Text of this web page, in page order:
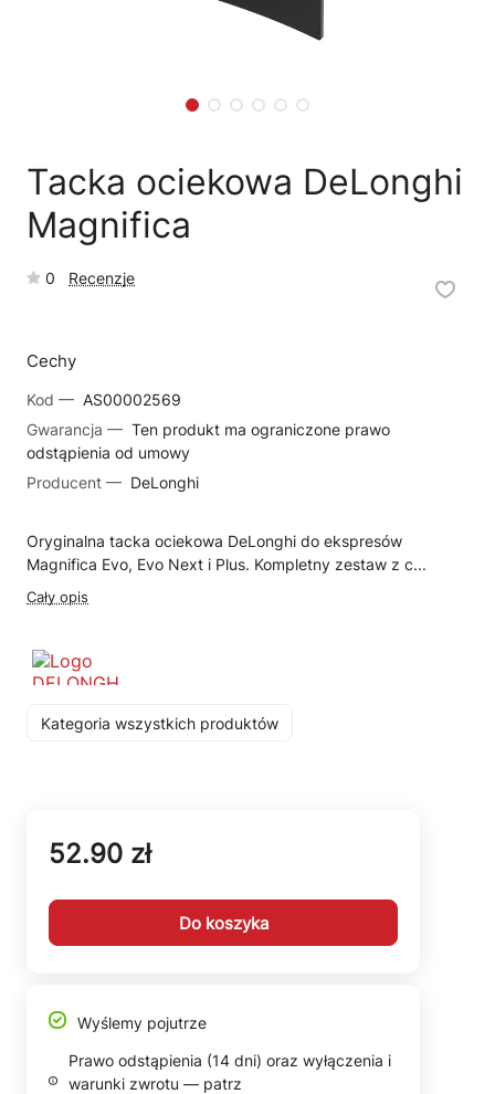
Tacka ociekowa DeLonghi
Magnifica
0 Recenzje
Cechy
Kod — AS00002569
Gwarancja — Ten produkt ma ograniczone prawo
odstąpienia od umowy
Producent — DeLonghi
Oryginalna tacka ociekowa DeLonghi do ekspresów
Magnifica Evo, Evo Next i Plus. Kompletny zestaw z c...
Cały opis
Kategoria wszystkich produktów
52.90 zł
Do koszyka
Wyślemy pojutrze
Prawo odstąpienia (14 dni) oraz wyłączenia i
warunki zwrotu — patrz
📦Reklamacja towaru